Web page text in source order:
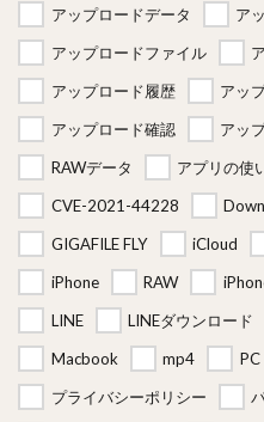
アップロードデータ
ア
アップロードファイル
アップロード履歴
アッ
アップロード確認
アッ
RAWデータ
アプリの使
CVE-2021-44228
GIGAFILE FLY
iCloud
iPhone
RAW
LINE
LINEダウンロード
Macbook
mp4 PC
プライバシーポリシー